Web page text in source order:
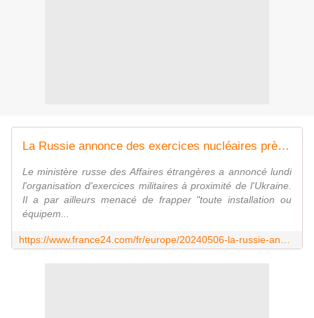
La Russie annonce des exercices nucléaires près de l'Ukraine et menace des cibles britanniques
Le ministère russe des Affaires étrangères a annoncé lundi
l'organisation d'exercices militaires à proximité de l'Ukraine.
Il a par ailleurs menacé de frapper "toute installation ou
équipem...